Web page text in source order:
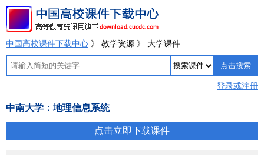
中国高校课件下载中心 》 教学资源 》 大学课件
登录或注册
中南大学：地理信息系统
点击立即下载课件